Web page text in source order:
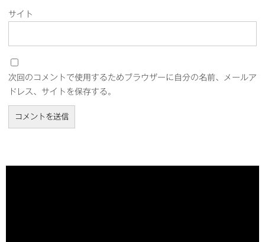
サイト
次回のコメントで使用するためブラウザーに自分の名前、メールア
ドレス、サイトを保存する。